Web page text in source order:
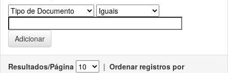
Resultados/Página | Ordenar registros por